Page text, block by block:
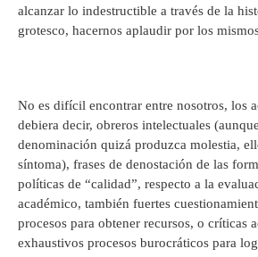
alcanzar lo indestructible a través de la
grotesco, hacernos aplaudir por los
No es difícil encontrar entre nosotros, los
debiera decir, obreros intelectuales
denominación quizá produzca molestia,
síntoma), frases de denostación de las
políticas de “calidad”, respecto a la
académico, también fuertes
procesos para obtener recursos, o críticas
exhaustivos procesos burocráticos para